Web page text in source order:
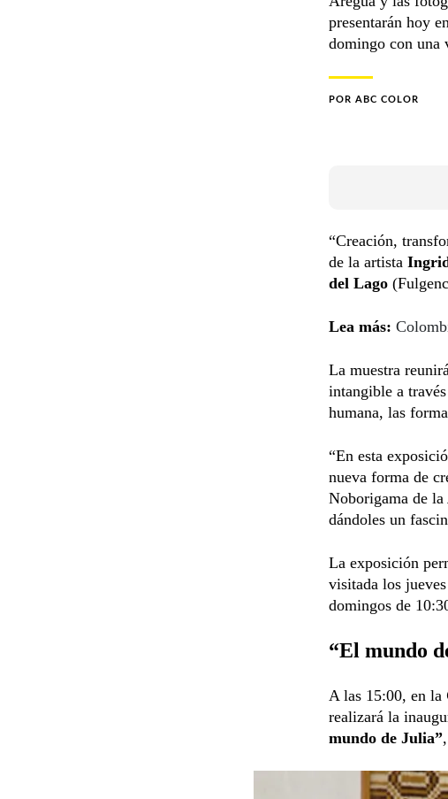
presentarán hoy
domingo con una
POR ABC COLOR
“Creación,
de la artista
del Lago
Lea más:
La muestra
intangible a
humana, las
“En esta
nueva forma de
Noborigama de la
dándoles un
La exposición
visitada los
domingos de
“El mundo
A las 15:00, en la
realizará la
mundo de Julia”